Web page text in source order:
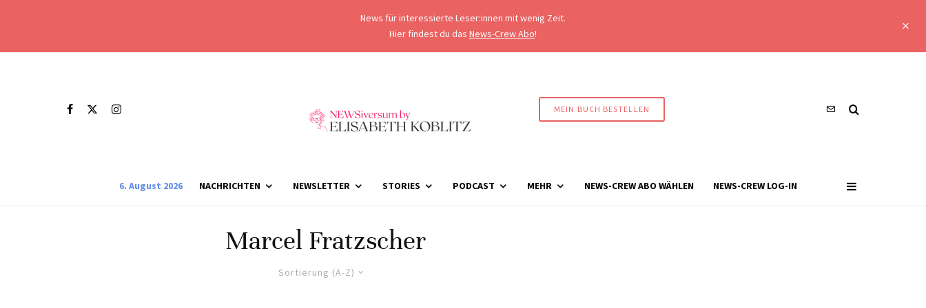
News für interessierte Leser:innen mit wenig Zeit.
Hier findest du das News-Crew Abo!
MEIN BUCH BESTELLEN
6. August 2026 NACHRICHTEN NEWSLETTER STORIES PODCAST MEHR NEWS-CREW ABO WÄHLEN NEWS-CREW LOG-IN
Marcel Fratzscher
Sortierung (A-Z)